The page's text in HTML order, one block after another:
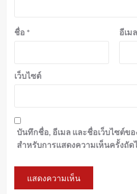
ชื่อ * อีเมล
เว็บไซต์
บันทึกชื่อ, อีเมล และชื่อเว็บไซต์ข
สำหรับการแสดงความเห็นครั้งถัด